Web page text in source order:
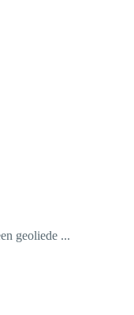
geoliede ...